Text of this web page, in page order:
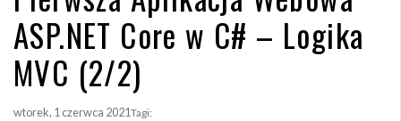
ASP.NET Core w C# – Logika
MVC (2/2)
wtorek, 1 czerwca 2021Tagi: